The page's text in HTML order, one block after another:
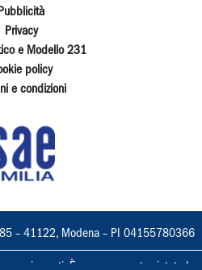
Pubblicità
Privacy
e Modello 231
policy
e condizioni
– 41122, Modena – PI 04155780366
riservati. È espressamente vietata la